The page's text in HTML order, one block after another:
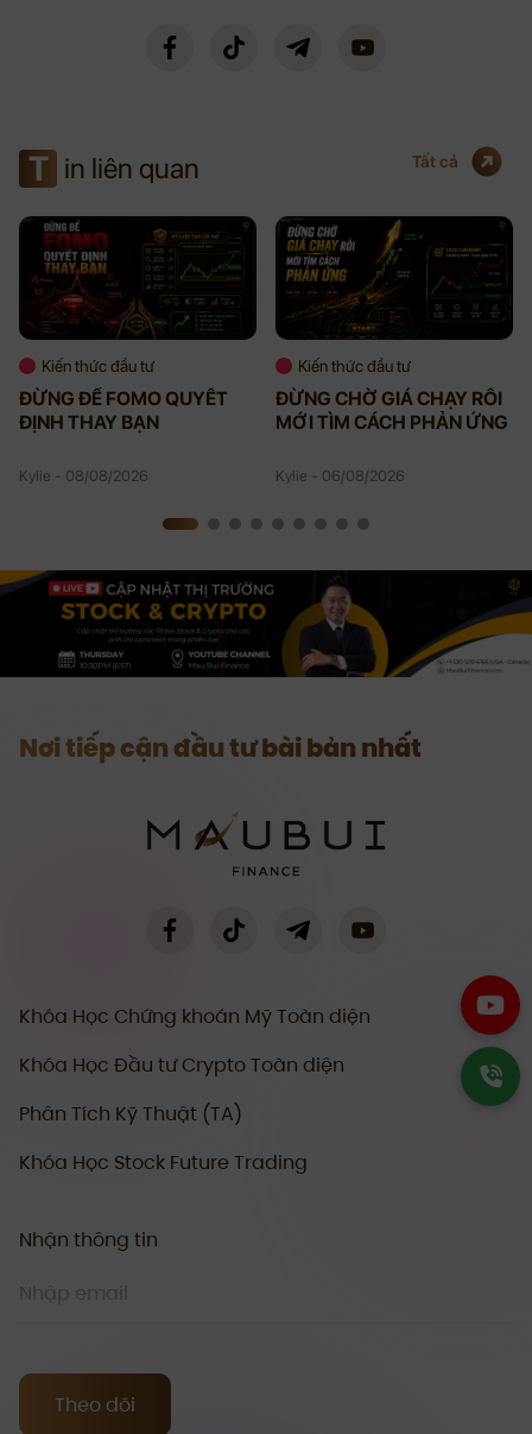
T in liên quan Tất cả
Kiến thức đầu tư
ĐỪNG ĐỂ FOMO QUYẾT
ĐỊNH THAY BẠN
Kylie - 08/08/2026
Kiến thức đầu tư
ĐỪNG CHỜ GIÁ CHẠY RỒI
MỚI TÌM CÁCH PHẢN ỨNG
Kylie - 06/08/2026
Nơi tiếp cận đầu tư bài bản nhất
Khóa Học Chứng khoán Mỹ Toàn diện
Khóa Học Đầu tư Crypto Toàn diện
Phân Tích Kỹ Thuật (TA)
Khóa Học Stock Future Trading
Nhận thông tin
Theo dõi